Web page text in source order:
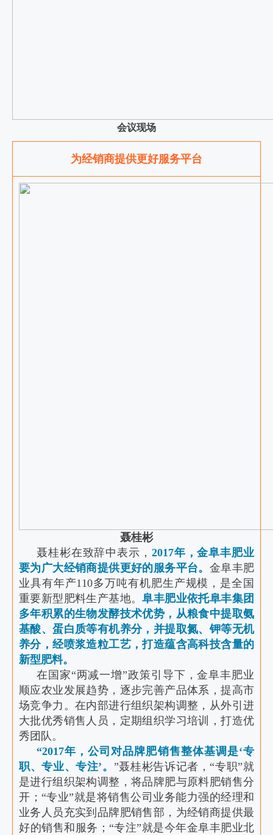
会议现场
为经销商提供更好服务平台
聂桂彬
聂桂彬在致辞中表示， 2017年，金阜丰肥业
要为广大经销商提供更好的服务平台。 金阜丰肥
业具有年产110多万吨有机肥生产规模，是全国
重要新型肥料生产基地。阜丰肥业依托阜丰集团
多年积累的生物发酵技术优势，从粮食中提取氨
基酸、蛋白质等有机养分，并提取氮、钾等无机
养分，经喷浆造粒工艺，打造蕴含高科技含量的
新型肥料。
在国家“两减一增”政策引导下，金阜丰肥业
顺应农业发展趋势，逐步完善产品体系，提高市
场竞争力。在内部进行组织架构调整，从外引进
大批优秀销售人员，定期组织学习培训，打造优
秀团队。
“2017年，公司对品牌肥销售整体基调是‘专
职、专业、专注’。 ”聂桂彬告诉记者，“专职”就
是进行组织架构调整，将品牌肥与原料肥销售分
开；“专业”就是将销售公司业务能力强的经理和
业务人员充实到品牌肥销售部，为经销商提供最
好的销售和服务；“专注”就是今年金阜丰肥业北